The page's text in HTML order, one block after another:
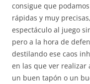
consigue que
rápidas y muy
espectáculo al juego
pero a la hora de
destilando ese caos
en las que ver realizar
un buen tapón o un